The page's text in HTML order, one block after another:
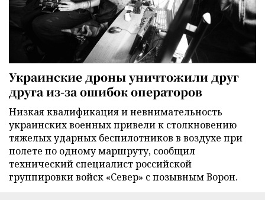
Украинские дроны уничтожили друг
друга из-за ошибок операторов
Низкая квалификация и невнимательность
украинских военных привели к столкновению
тяжелых ударных беспилотников в воздухе при
полете по одному маршруту, сообщил
технический специалист российской
группировки войск «Север» с позывным Ворон.